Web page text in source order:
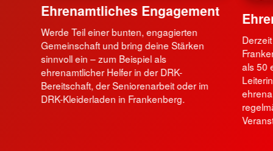
Ehrenamtliches Engagement
Werde Teil einer bunten, engagierten
Gemeinschaft und bring deine Stärken
sinnvoll ein – zum Beispiel als
ehrenamtlicher Helfer in der DRK-
Bereitschaft, der Seniorenarbeit oder im
DRK-Kleiderladen in Frankenberg.
als 50